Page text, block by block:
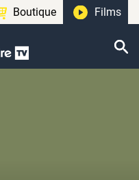
Boutique Films